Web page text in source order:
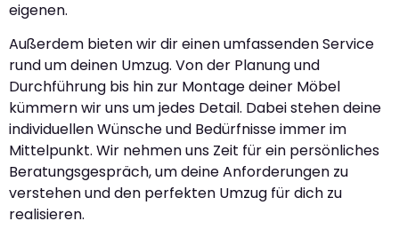
eigenen.
Außerdem bieten wir dir einen umfassenden Service
rund um deinen Umzug. Von der Planung und
Durchführung bis hin zur Montage deiner Möbel
kümmern wir uns um jedes Detail. Dabei stehen deine
individuellen Wünsche und Bedürfnisse immer im
Mittelpunkt. Wir nehmen uns Zeit für ein persönliches
Beratungsgespräch, um deine Anforderungen zu
verstehen und den perfekten Umzug für dich zu
realisieren.